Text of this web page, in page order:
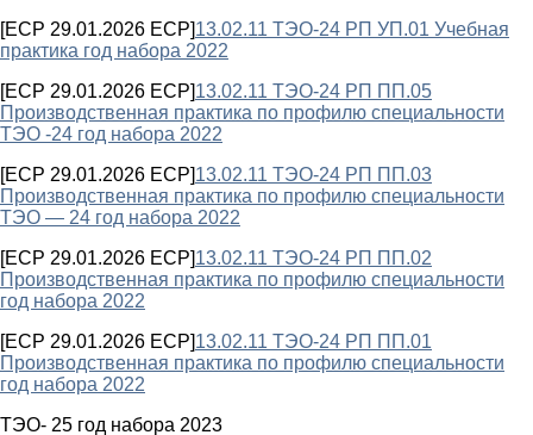
[ECP 29.01.2026 ECP]13.02.11 ТЭО-24 РП УП.01 Учебная
практика год набора 2022
[ECP 29.01.2026 ECP]13.02.11 ТЭО-24 РП ПП.05
Производственная практика по профилю специальности
ТЭО -24 год набора 2022
[ECP 29.01.2026 ECP]13.02.11 ТЭО-24 РП ПП.03
Производственная практика по профилю специальности
ТЭО — 24 год набора 2022
[ECP 29.01.2026 ECP]13.02.11 ТЭО-24 РП ПП.02
Производственная практика по профилю специальности
год набора 2022
[ECP 29.01.2026 ECP]13.02.11 ТЭО-24 РП ПП.01
Производственная практика по профилю специальности
год набора 2022
ТЭО- 25 год набора 2023